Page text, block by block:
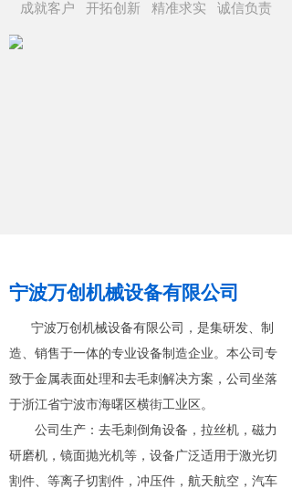
宁波万创机械设备有限公司
宁波万创机械设备有限公司，是集研发、制
造、销售于一体的专业设备制造企业。本公司专
致于金属表面处理和去毛刺解决方案，公司坐落
于浙江省宁波市海曙区横街工业区。
公司生产：去毛刺倒角设备，拉丝机，磁力
研磨机，镜面抛光机等，设备广泛适用于激光切
割件、等离子切割件，冲压件，航天航空，汽车
成就客户 开拓创新 精准求实 诚信负责